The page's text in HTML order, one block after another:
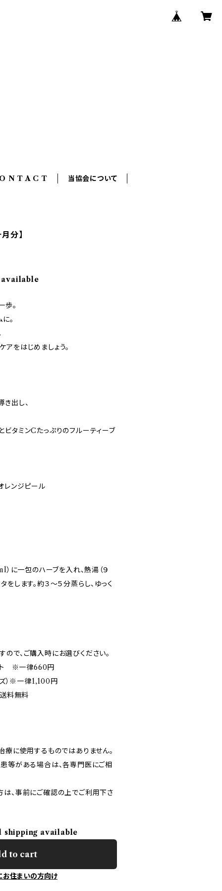
N T A C T 当協会について
分】
歩。
。
をはじめましょう。
出し、
タミンCたっぷりのフルーティーブ
レンジピール
）に一包のハーブを入れ、熱湯（９
します。約３〜５分蒸らし、ゆっく
で、ご購入時にお選びください。
ト ※一律660円
ズ）※一律1,100円
料無料
療に使用するものではありません。
等がある場合は、各専門医にご相
は、事前にご確認の上でご利用下さ
available
to cart
お住まいの方向け